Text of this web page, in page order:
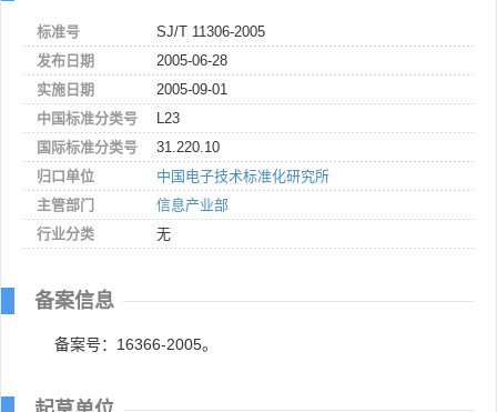
标准号
SJ/T 11306-2005
发布日期
2005-06-28
实施日期
2005-09-01
中国标准分类号
L23
国际标准分类号
31.220.10
归口单位
中国电子技术标准化研究所
主管部门
信息产业部
行业分类
无
备案信息
备案号：16366-2005。